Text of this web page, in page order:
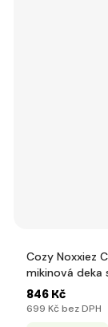
Cozy Noxxiez
mikinová deka
846 Kč
699 Kč bez DPH